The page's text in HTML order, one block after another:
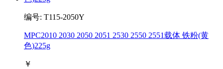
编号: T115-2050Y
MPC2010 2030 2050 2051 2530 2550 2551载体 铁粉(黄
色)225g
￥